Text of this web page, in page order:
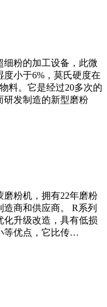
细粉的加工设备，此微
小于6%，莫氏硬度在
料。它是经过20多次的
研发制造的新型磨粉
粉机，拥有22年磨粉
商和供应商。 R系列
化升级改造，具有低损
等优点，它比传…